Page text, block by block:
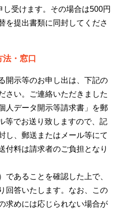
受けます。その場合は500円
を提出書類に同封してくださ
法・窓口
開示等のお申し出は、下記の
さい。ご連絡いただきました
人データ開示等請求書」を郵
等でお送り致しますので、記
し、郵送またはメール等にて
付料は請求者のご負担となり
であることを確認した上で、
回答いたします。なお、この
求めには応じられない場合が